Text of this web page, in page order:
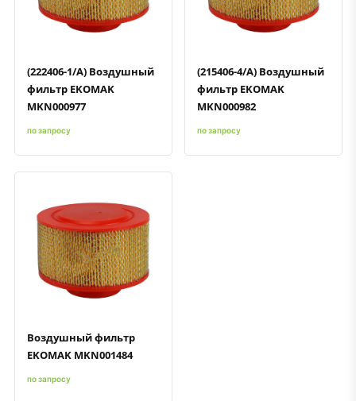
Быстрый просмотрДобавить к сравнению
Добавить в избранное
(222406-1/A) Воздушный
фильтр EKOMAK
MKN000977
по запросу
Быстрый просмотрДобавить к сравнению
Добавить в избранное
(215406-4/A) Воздушный
фильтр EKOMAK
MKN000982
по запросу
Быстрый просмотрДобавить к сравнению
Добавить в избранное
Воздушный фильтр
EKOMAK MKN001484
по запросу